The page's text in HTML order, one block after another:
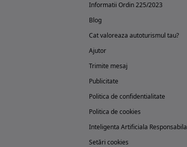
Informatii Ordin 225/2023
Blog
Cat valoreaza autoturismul tau?
Ajutor
Trimite mesaj
Publicitate
Politica de confidentialitate
Politica de cookies
Inteligenta Artificiala Responsabila
Setări cookies